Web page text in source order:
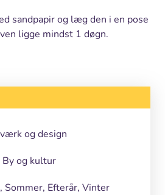
sandpapir og læg den i en pose
ligge mindst 1 døgn.
og design
By og kultur
Sommer, Efterår, Vinter